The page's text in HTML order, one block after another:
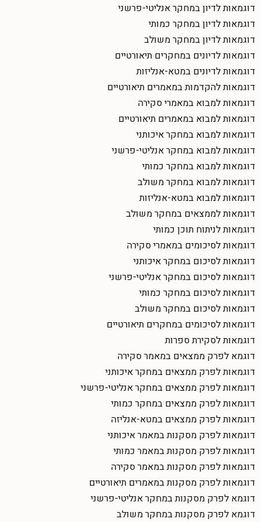
דוגמאות לדיון במחקר אנליטי-פרשני
דוגמאות לדיון במחקר כמותי
דוגמאות לדיון במחקר משולב
דוגמאות לדיונים במחקרים תיאורטיים
דוגמאות לדיונים במטא-אנליזות
דוגמאות להקדמות במאמרים תיאורטיים
דוגמאות למבוא במאמרי סקירה
דוגמאות למבוא במאמרים תיאורטיים
דוגמאות למבוא במחקר איכותני
דוגמאות למבוא במחקר אנליטי-פרשני
דוגמאות למבוא במחקר כמותי
דוגמאות למבוא במחקר משולב
דוגמאות למבוא במטא-אנליזות
דוגמאות לממצאים במחקר משולב
דוגמאות לניתוח תוכן כמותי
דוגמאות לסיכומים במאמרי סקירה
דוגמאות לסיכום במחקר איכותני
דוגמאות לסיכום במחקר אנליטי-פרשני
דוגמאות לסיכום במחקר כמותי
דוגמאות לסיכום במחקר משולב
דוגמאות לסיכומים במחקרים תיאורטיים
דוגמאות לסקירת ספרות
דוגמא לפרק ממצאים במאמר סקירה
דוגמאות לפרק ממצאים במחקר איכותני
דוגמאות לפרק ממצאים במחקר אנליטי-פרשני
דוגמאות לפרק ממצאים במחקר כמותי
דוגמאות לפרק ממצאים במטא-אנליזה
דוגמאות לפרק מסקנות במאמר איכותני
דוגמאות לפרק מסקנות במאמר כמותי
דוגמאות לפרק מסקנות במאמר סקירה
דוגמאות לפרק מסקנות במאמרים תיאורטיים
דוגמא לפרק מסקנות במחקר אנליטי-פרשני
דוגמא לפרק מסקנות במחקר משולב